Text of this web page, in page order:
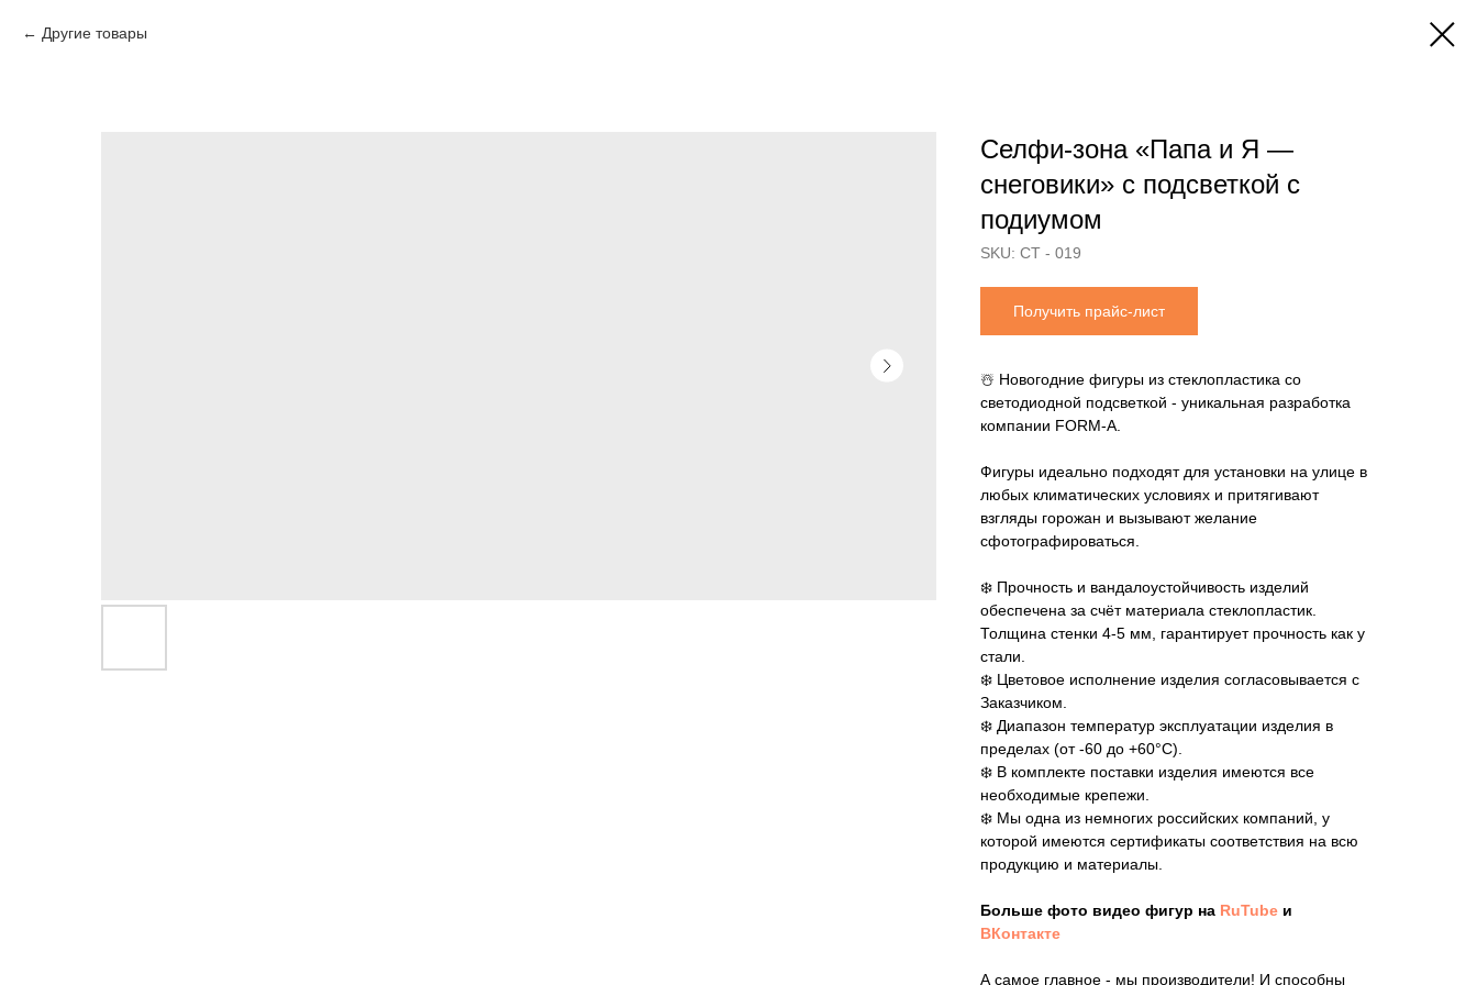
Другие товары
Селфи-зона «Папа и Я —
снеговики» с подсветкой с
подиумом
SKU: СТ - 019
Получить прайс-лист
☃️ Новогодние фигуры из стеклопластика со
светодиодной подсветкой - уникальная разработка
компании FORM-A.
Фигуры идеально подходят для установки на улице в
любых климатических условиях и притягивают
взгляды горожан и вызывают желание
сфотографироваться.
❄️ Прочность и вандалоустойчивость изделий
обеспечена за счёт материала стеклопластик.
Толщина стенки 4-5 мм, гарантирует прочность как у
стали.
❄️ Цветовое исполнение изделия согласовывается с
Заказчиком.
❄️ Диапазон температур эксплуатации изделия в
пределах (от -60 до +60°C).
❄️ В комплекте поставки изделия имеются все
необходимые крепежи.
❄️ Мы одна из немногих российских компаний, у
которой имеются сертификаты соответствия на всю
продукцию и материалы.
Больше фото видео фигур на RuTube и
ВКонтакте
А самое главное - мы производители! И способны